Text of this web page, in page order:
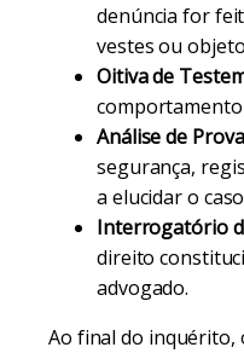
denúncia for
vestes ou
Oitiva de
comportamento
Análise de
segurança,
a elucidar o
Interrogatório
direito
advogado.
Ao final do inquérito,